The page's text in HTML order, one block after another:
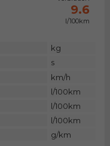
9.6
l/100km
kg
s
km/h
l/100km
l/100km
l/100km
g/km